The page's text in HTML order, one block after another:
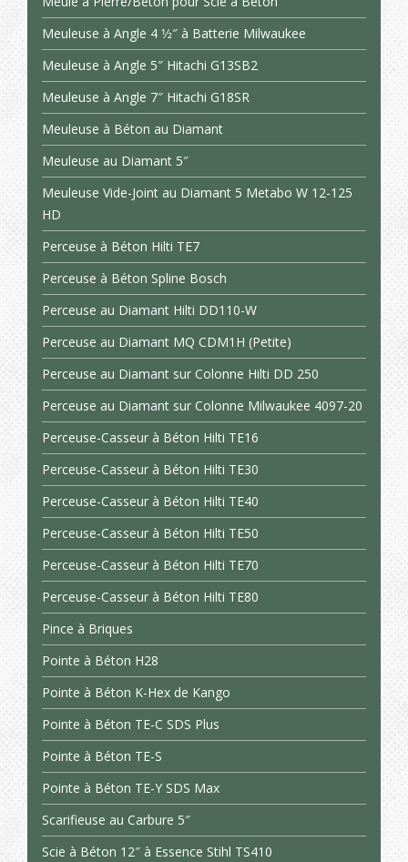
Meuleuse à Angle 4 1⁄2″ à Batterie Milwaukee
Meuleuse à Angle 5″ Hitachi G13SB2
Meuleuse à Angle 7″ Hitachi G18SR
Meuleuse à Béton au Diamant
Meuleuse au Diamant 5″
Meuleuse Vide-Joint au Diamant 5 Metabo W 12-125
HD
Perceuse à Béton Hilti TE7
Perceuse à Béton Spline Bosch
Perceuse au Diamant Hilti DD110-W
Perceuse au Diamant MQ CDM1H (Petite)
Perceuse au Diamant sur Colonne Hilti DD 250
Perceuse au Diamant sur Colonne Milwaukee 4097-20
Perceuse-Casseur à Béton Hilti TE16
Perceuse-Casseur à Béton Hilti TE30
Perceuse-Casseur à Béton Hilti TE40
Perceuse-Casseur à Béton Hilti TE50
Perceuse-Casseur à Béton Hilti TE70
Perceuse-Casseur à Béton Hilti TE80
Pince à Briques
Pointe à Béton H28
Pointe à Béton K-Hex de Kango
Pointe à Béton TE-C SDS Plus
Pointe à Béton TE-S
Pointe à Béton TE-Y SDS Max
Scarifieuse au Carbure 5″
Scie à Béton 12″ à Essence Stihl TS410